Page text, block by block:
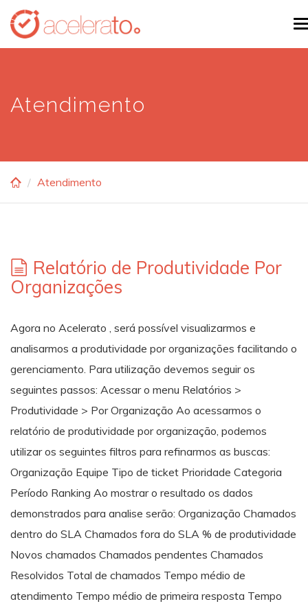
Skip
main
Atendimento
Atendimento
Relatório de Produtividade Por
Organizações
Agora no Acelerato , será possível visualizarmos e
analisarmos a produtividade por organizações facilitando o
gerenciamento. Para utilização devemos seguir os
seguintes passos: Acessar o menu Relatórios >
Produtividade > Por Organização Ao acessarmos o
relatório de produtividade por organização, podemos
utilizar os seguintes filtros para refinarmos as buscas:
Organização Equipe Tipo de ticket Prioridade Categoria
Período Ranking Ao mostrar o resultado os dados
demonstrados para analise serão: Organização Chamados
dentro do SLA Chamados fora do SLA % de produtividade
Novos chamados Chamados pendentes Chamados
Resolvidos Total de chamados Tempo médio de
atendimento Tempo médio de primeira resposta Tempo